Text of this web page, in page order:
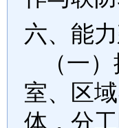
六、能
（一
室、区
体，分